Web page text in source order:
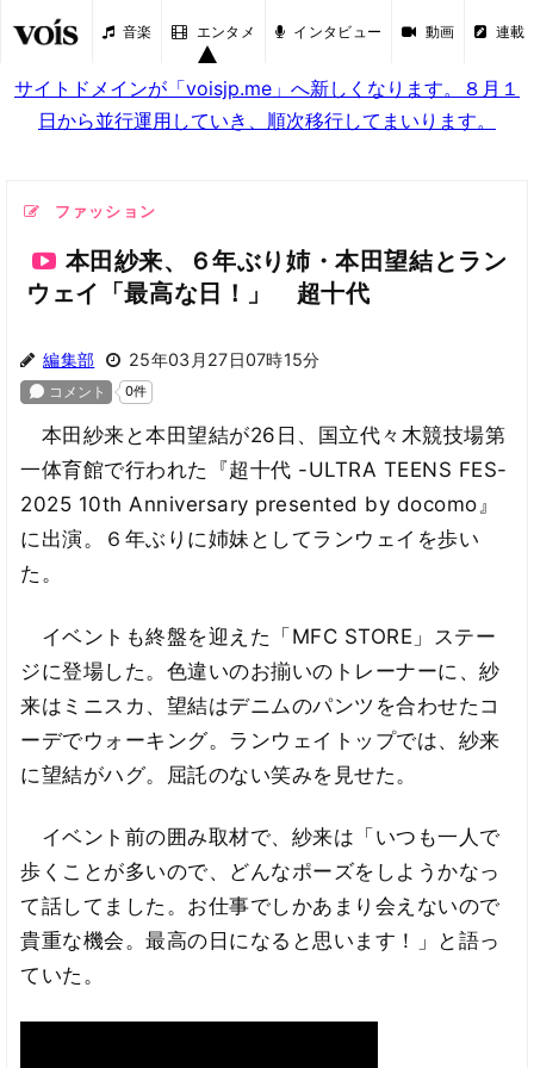
音楽 エンタメ インタビュー 動画 連載
サイトドメインが「voisjp.me」へ新しくなります。８月１
日から並行運用していき、順次移行してまいります。
ファッション
本田紗来、６年ぶり姉・本田望結とラン
ウェイ「最高な日！」 超十代
編集部 25年03月27日07時15分
本田紗来と本田望結が26日、国立代々木競技場第
一体育館で行われた『超十代 -ULTRA TEENS FES-
2025 10th Anniversary presented by docomo』
に出演。６年ぶりに姉妹としてランウェイを歩い
た。
イベントも終盤を迎えた「MFC STORE」ステー
ジに登場した。色違いのお揃いのトレーナーに、紗
来はミニスカ、望結はデニムのパンツを合わせたコ
ーデでウォーキング。ランウェイトップでは、紗来
に望結がハグ。屈託のない笑みを見せた。
イベント前の囲み取材で、紗来は「いつも一人で
歩くことが多いので、どんなポーズをしようかなっ
て話してました。お仕事でしかあまり会えないので
貴重な機会。最高の日になると思います！」と語っ
ていた。